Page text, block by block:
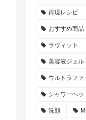
再現レシピ
おすすめ商品
ラヴィット
美容液ジェル
ウルトラファ
シャワーヘッ
洗顔